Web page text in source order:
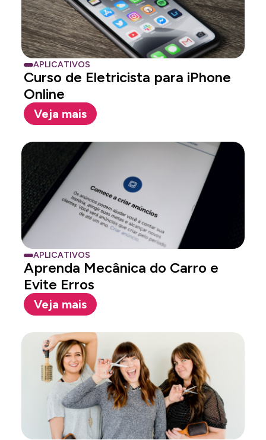
APLICATIVOS
Curso de Eletricista para iPhone
Online
Veja mais
APLICATIVOS
Aprenda Mecânica do Carro e
Evite Erros
Veja mais